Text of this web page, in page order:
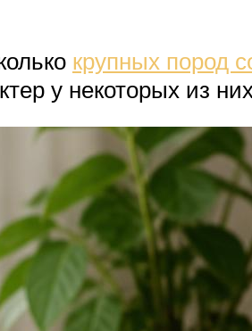
крупных пород
у некоторых из